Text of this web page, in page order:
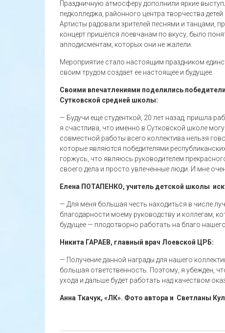
Праздничную атмосферу дополнили яркие
педколледжа, районного центра творчества
Артисты радовали зрителей песнями и танцами,
концерт пришёлся лоевчанам по вкусу, было
аплодисментам, которых они не жалели.
Мероприятие стало настоящим праздником
своим трудом создает ее настоящее и будущее.
Своими впечатлениями поделились
Сутковской средней школы:
— Будучи ещё студенткой, 20 лет назад, пришла
я счастлива, что именно в Сутковской школе
совместной работы всего коллектива нельзя
которые являются победителями
горжусь, что являюсь руководителем
своего дела и просто увлечённые люди. И мне
Елена ПОТАПЕНКО, учитель детской школы
— Для меня большая честь находиться в числе
благодарности моему руководству и коллегам,
будущее — плодотворно работать на благо
Никита ГАРАЕВ, главный врач Лоевской ЦРБ:
— Получение данной награды для нашего
большая ответственность. Поэтому, я убежден,
ухода и дальше будет работать над качеством
Анна Ткачук, «ЛК». Фото автора и Светланы